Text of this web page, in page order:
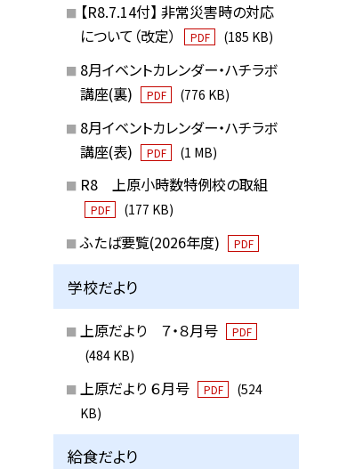
【R8.7.14付】 非常災害時の対応
について（改定）
PDF (185 KB)
8月イベントカレンダー・ハチラボ
講座(裏)
PDF (776 KB)
8月イベントカレンダー・ハチラボ
講座(表)
PDF (1 MB)
R8 上原小時数特例校の取組
PDF (177 KB)
ふたば要覧(2026年度) PDF
学校だより
上原だより ７・８月号 PDF
(484 KB)
上原だより ６月号 PDF
(524
KB)
給食だより